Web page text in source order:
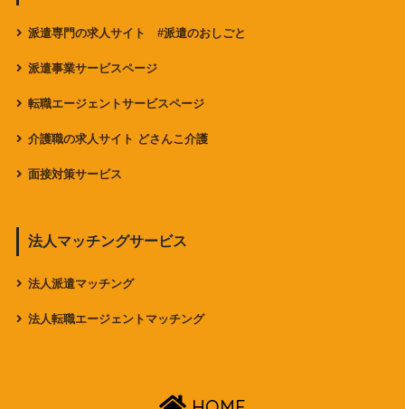
派遣専門の求人サイト #派遣のおしごと
派遣事業サービスページ
転職エージェントサービスページ
介護職の求人サイト どさんこ介護
面接対策サービス
法人マッチングサービス
法人派遣マッチング
法人転職エージェントマッチング